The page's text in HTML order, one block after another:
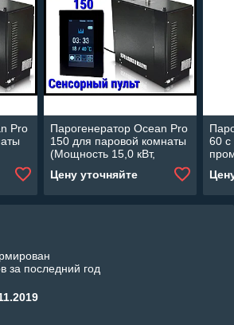
Pro
Парогенератор Ocean Pro
150 для паровой комнаты
(Мощность 15,0 кВт,
автоматическая
Цену уточняйте
60 c
7
за последний год